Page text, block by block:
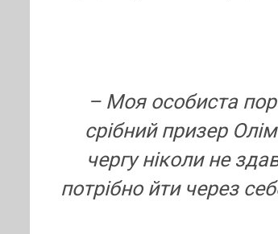
– Моя особиста
срібний призер
чергу ніколи не
потрібно йти через